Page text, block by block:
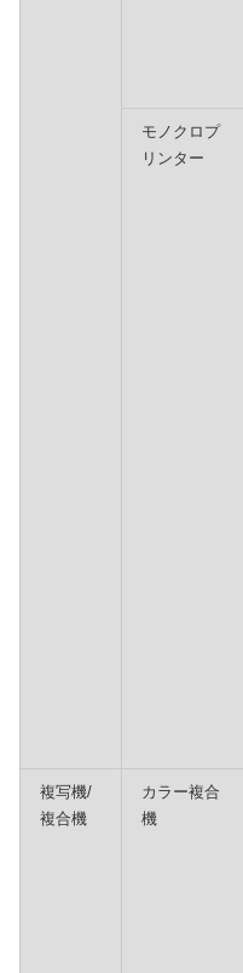
モノクロプ
リンター
複写機/
複合機
カラー複合
機